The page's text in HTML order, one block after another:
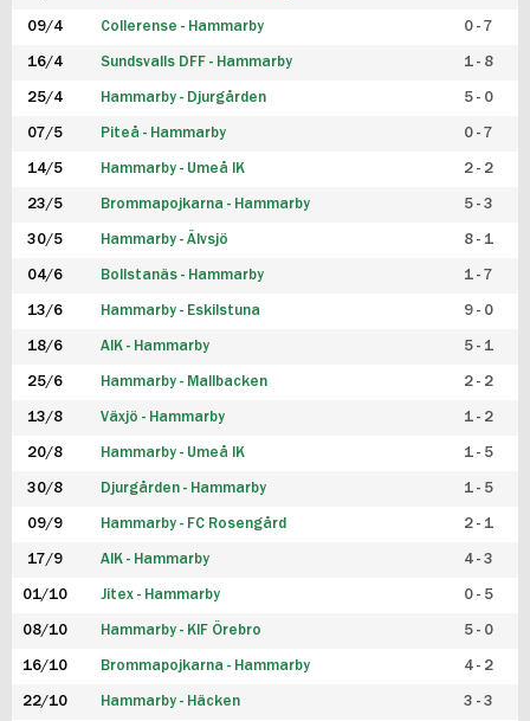
09/4 Collerense - Hammarby 0 - 7
16/4 Sundsvalls DFF - Hammarby 1 - 8
25/4 Hammarby - Djurgården 5 - 0
07/5 Piteå - Hammarby 0 - 7
14/5 Hammarby - Umeå IK 2 - 2
23/5 Brommapojkarna - Hammarby 5 - 3
30/5 Hammarby - Älvsjö 8 - 1
04/6 Bollstanäs - Hammarby 1 - 7
13/6 Hammarby - Eskilstuna 9 - 0
18/6 AIK - Hammarby 5 - 1
25/6 Hammarby - Mallbacken 2 - 2
13/8 Växjö - Hammarby 1 - 2
20/8 Hammarby - Umeå IK 1 - 5
30/8 Djurgården - Hammarby 1 - 5
09/9 Hammarby - FC Rosengård 2 - 1
17/9 AIK - Hammarby 4 - 3
01/10 Jitex - Hammarby 0 - 5
08/10 Hammarby - KIF Örebro 5 - 0
16/10 Brommapojkarna - Hammarby 4 - 2
22/10 Hammarby - Häcken 3 - 3